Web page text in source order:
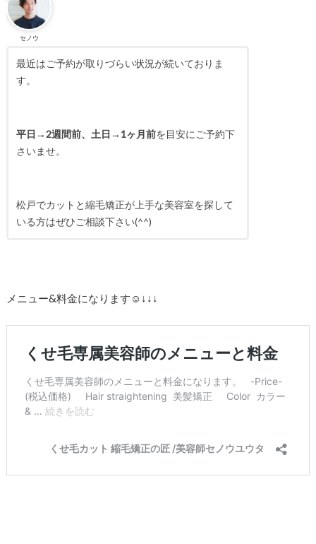
セノウ
最近はご予約が取りづらい状況が続いておりま
す。
平日→2週間前、土日→1ヶ月前を目安にご予約下
さいませ。
松戸でカットと縮毛矯正が上手な美容室を探して
いる方はぜひご相談下さい(^^)
メニュー&料金になります☺︎↓↓↓